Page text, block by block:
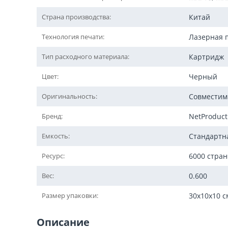
Страна производства: Китай
Технология печати: Лазерная
Тип расходного материала: Картридж
Цвет: Черный
Оригинальность:
Бренд: NetProduct
Емкость:
Ресурс: 6000
Вес: 0.600
Размер упаковки: 30x10x10
Описание